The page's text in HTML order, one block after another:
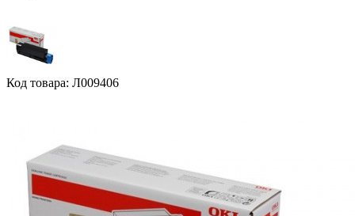
Код товара: Л009406